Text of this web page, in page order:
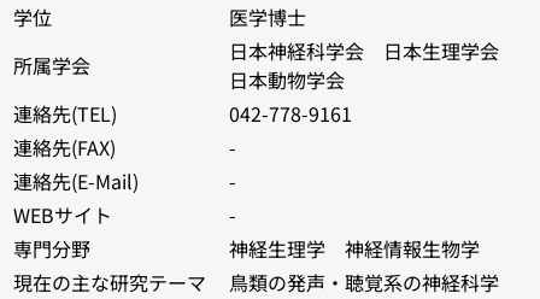
学位
医学博士
所属学会
日本神経科学会 日本生理学会
日本動物学会
連絡先(TEL)
042-778-9161
連絡先(FAX)
-
連絡先(E-Mail)
-
WEBサイト
-
専門分野
神経生理学 神経情報生物学
現在の主な研究テーマ
鳥類の発声・聴覚系の神経科学